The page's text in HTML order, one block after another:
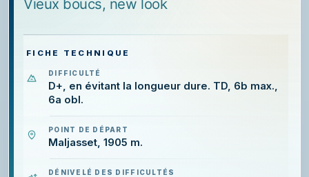
Vieux boucs, new look
FICHE TECHNIQUE
DIFFICULTÉ
D+, en évitant la longueur dure. TD, 6b max.,
6a obl.
POINT DE DÉPART
Maljasset, 1905 m.
DÉNIVELÉ DES DIFFICULTÉS